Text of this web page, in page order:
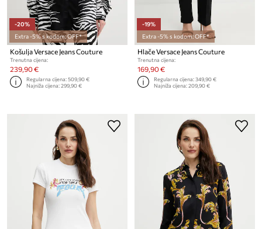
-20%
Extra -5% s kodom: OFF*
Košulja Versace Jeans Couture
Trenutna cijena:
239,90 €
Regularna cijena:509,90 €
Najniža cijena:299,90 €
-19%
Extra -5% s kodom: OFF*
Hlače Versace Jeans Couture
Trenutna cijena:
169,90 €
Regularna cijena:349,90 €
Najniža cijena:209,90 €